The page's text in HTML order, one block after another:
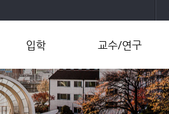
입학
대학입학
대학원입학
교수/연구
교수소개
연구그룹